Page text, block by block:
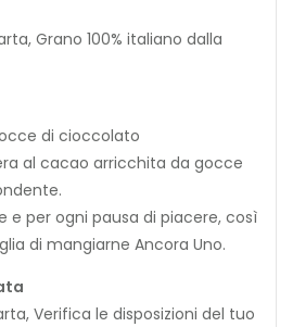
Grano 100% italiano dalla
di cioccolato
al cacao arricchita da gocce
e per ogni pausa di piacere, così
di mangiarne Ancora Uno.
Verifica le disposizioni del tuo